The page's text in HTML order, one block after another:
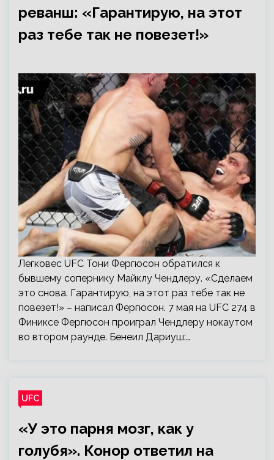
реванш: «Гарантирую, на этот
раз тебе так не повезет!»
Легковес UFC Тони Фергюсон обратился к
бывшему сопернику Майклу Чендлеру. «Сделаем
это снова. Гарантирую, на этот раз тебе так не
повезет!» – написал Фергюсон. 7 мая на UFC 274 в
Финиксе Фергюсон проиграл Чендлеру нокаутом
во втором раунде. Бенеил Дариуш:…
UFC
«У это парня мозг, как у
голубя». Конор ответил на